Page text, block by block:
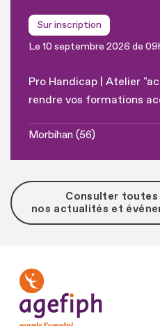
Sur inscription
Le 10 septembre 2026 de
Pro Handicap | Atelier
rendre vos formations
Morbihan (56)
Consulter toutes
nos actualités et